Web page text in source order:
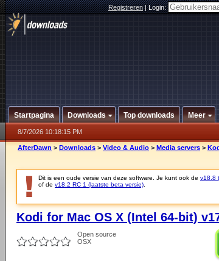
Registreren|Login:
Startpagina Downloads Top downloads Meer
8/7/2026 10:18:15 PM
AfterDawn > Downloads > Video & Audio > Media servers >
Dit is een oude versie van deze software. Je kunt ook de v18.8
of de v18.2 RC 1 (laatste beta versie)
Kodi for Mac OS X (Intel 64-bit)
Open source
OSX